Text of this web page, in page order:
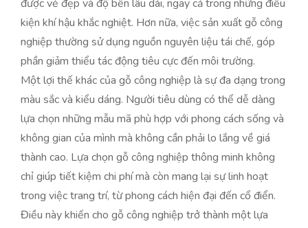
được vẻ đẹp và độ bền lâu dài, ngay cả trong những điều
kiện khí hậu khắc nghiệt. Hơn nữa, việc sản xuất gỗ công
nghiệp thường sử dụng nguồn nguyên liệu tái chế, góp
phần giảm thiểu tác động tiêu cực đến môi trường.
Một lợi thế khác của gỗ công nghiệp là sự đa dạng trong
màu sắc và kiểu dáng. Người tiêu dùng có thể dễ dàng
lựa chọn những mẫu mã phù hợp với phong cách sống và
không gian của mình mà không cần phải lo lắng về giá
thành cao. Lựa chọn gỗ công nghiệp thông minh không
chỉ giúp tiết kiệm chi phí mà còn mang lại sự linh hoạt
trong việc trang trí, từ phong cách hiện đại đến cổ điển.
Điều này khiến cho gỗ công nghiệp trở thành một lựa